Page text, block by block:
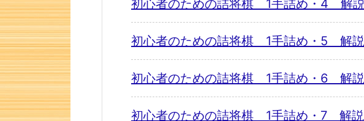
初心者のための詰将棋 1手詰め・4 解説
初心者のための詰将棋 1手詰め・5 解説
初心者のための詰将棋 1手詰め・6 解説
初心者のための詰将棋 1手詰め・7 解説